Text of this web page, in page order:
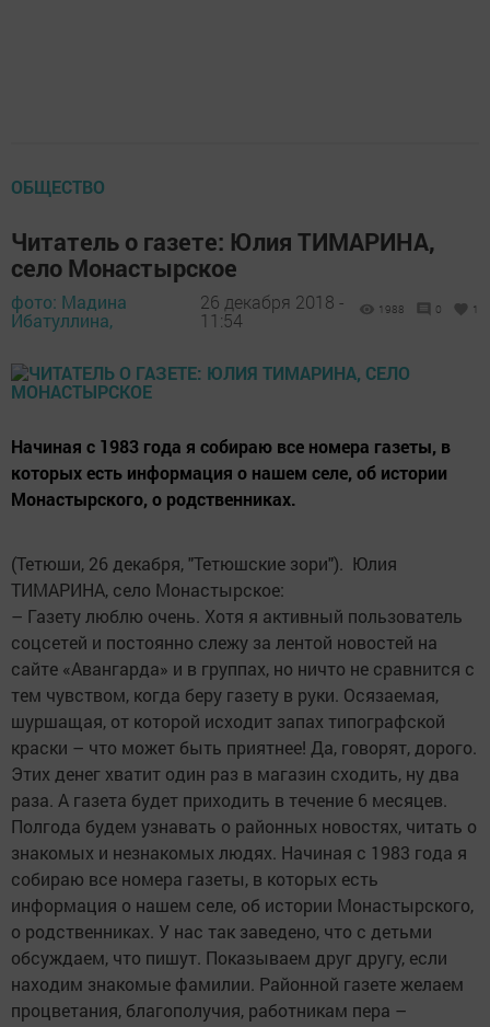
ОБЩЕСТВО
Читатель о газете: Юлия ТИМАРИНА,
село Монастырское
фото: Мадина
Ибатуллина,
26 декабря 2018 -
11:54
1988 0 1
Начиная с 1983 года я собираю все номера газеты, в
которых есть информация о нашем селе, об истории
Монастырского, о родственниках.
(Тетюши, 26 декабря, "Тетюшские зори"). Юлия
ТИМАРИНА, село Монастырское:
– Газету люблю очень. Хотя я активный пользователь
соцсетей и постоянно слежу за лентой новос­тей на
сайте «Авангарда» и в группах, но ничто не сравнится с
тем чувством, когда беру газету в руки. Осязаемая,
шуршащая, от которой исходит запах типографской
крас­ки – что может быть приятнее! Да, говорят, дорого.
Этих денег хватит один раз в магазин сходить, ну два
раза. А газета будет приходить в течение 6 месяцев.
Полгода будем узнавать о районных новостях, читать о
знакомых и незнакомых людях. Начиная с 1983 года я
собираю все номера газеты, в которых есть
информация о нашем селе, об истории Монастырского,
о родственниках. У нас так заведено, что с детьми
обсуждаем, что пишут. Показываем друг другу, если
находим знакомые фамилии. Районной газете желаем
процветания, благополучия, работникам пера –